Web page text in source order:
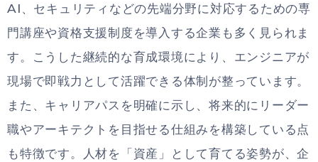
AI、セキュリティなどの先端分野に対応するための専
門講座や資格支援制度を導入する企業も多く見られま
す。こうした継続的な育成環境により、エンジニアが
現場で即戦力として活躍できる体制が整っています。
また、キャリアパスを明確に示し、将来的にリーダー
職やアーキテクトを目指せる仕組みを構築している点
も特徴です。人材を「資産」として育てる姿勢が、企